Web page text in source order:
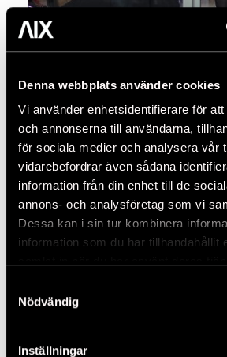
Denna webbplats använder cookies
Vi använder enhetsidentifierare för
och annonserna till användarna,
för sociala medier och analysera vår
vidarebefordrar även sådana
information från din enhet till de
annons- och analysföretag som vi
Dessa kan i sin tur kombinera
information som du har tillhandahållit
Nödvändig
Inställningar
AIX I SVT
Nog för att AIX kan ses som en
men nu är det en annan
Nämligen Clara,
2017.01.30